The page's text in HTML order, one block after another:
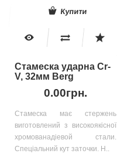
Купити
Стамеска ударна Cr-
V, 32мм Berg
0.00грн.
Стамеска має стержень
виготовлений з високоякісної
хромованадіевой стали.
Спеціальний кут заточки. Н..